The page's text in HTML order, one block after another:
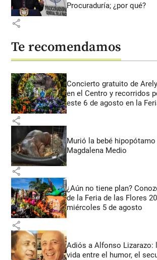
Procuraduría; ¿por qué?
share
Te recomendamos
Concierto gratuito de
en el Centro y recorridos
este 6 de agosto en la
share
Murió la bebé hipopótamo
Magdalena Medio
share
¿Aún no tiene plan?
de la Feria de las Flores
miércoles 5 de agosto
share
Adiós a Alfonso Lizarazo:
vida entre el humor, el